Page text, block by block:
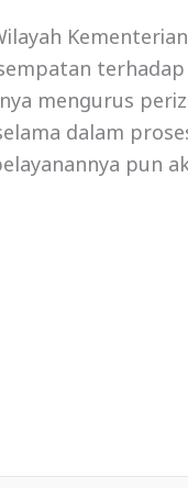
mengurus
dalam
pun